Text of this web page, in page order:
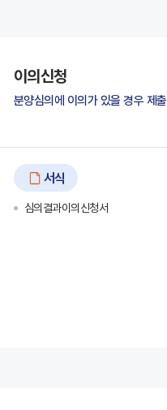
이의신청
분양심의에 이의가 있을 경우 제출
서식
심의결과이의신청서